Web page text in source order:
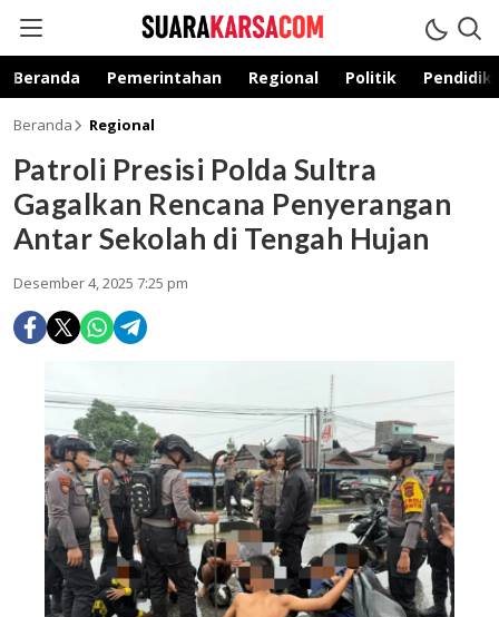
suarakarsa.com
Informasi terpercaya
Beranda Pemerintahan Regional Politik
Beranda Regional
Patroli Presisi Polda Sultra
Gagalkan Rencana Penyerangan
Antar Sekolah di Tengah Hujan
Desember 4, 2025 7:25 pm